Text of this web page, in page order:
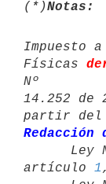
(*)Notas:
Impuesto
Físicas
Nº
14.252 de
Redacción
artículo 1 ,